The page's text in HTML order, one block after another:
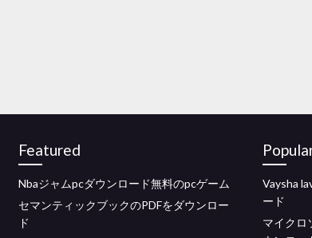
Featured
Nbaジャムpcダウンロード無料のpcゲーム
セマンティックブックのPDFをダウンロー
ド
Vaysha
ード
マイクロ